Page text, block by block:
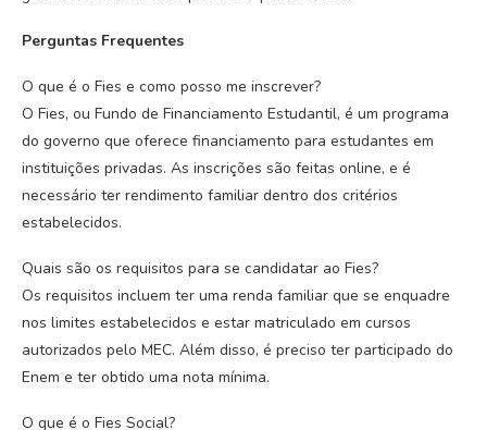
Perguntas Frequentes
O que é o Fies e como posso me inscrever?
O Fies, ou Fundo de Financiamento Estudantil, é um programa
do governo que oferece financiamento para estudantes em
instituições privadas. As inscrições são feitas online, e é
necessário ter rendimento familiar dentro dos critérios
estabelecidos.
Quais são os requisitos para se candidatar ao Fies?
Os requisitos incluem ter uma renda familiar que se enquadre
nos limites estabelecidos e estar matriculado em cursos
autorizados pelo MEC. Além disso, é preciso ter participado do
Enem e ter obtido uma nota mínima.
O que é o Fies Social?